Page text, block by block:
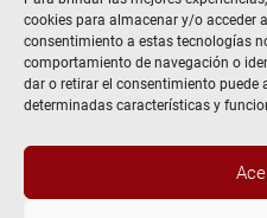
cookies para almacenar y/o acceder
consentimiento a estas tecnologías
comportamiento de navegación o
dar o retirar el consentimiento puede
determinadas características y